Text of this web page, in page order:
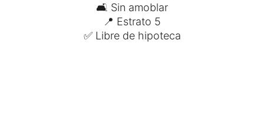
🛋 Sin amoblar
📍 Estrato 5
✅ Libre de hipoteca